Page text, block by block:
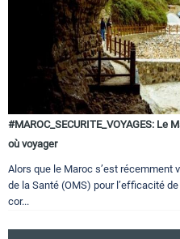
#MAROC_SECURITE_VOYAGES:
où voyager
Alors que le Maroc s’est récemment
de la Santé (OMS) pour l’efficacité
cor...